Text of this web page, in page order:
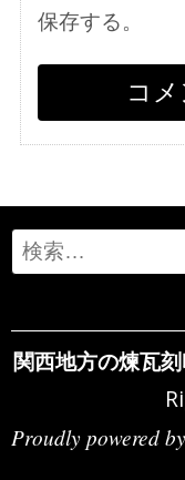
保存する。
Search
for:
関西地方の煉瓦
Proudly powered